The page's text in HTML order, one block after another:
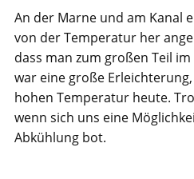
An der Marne und am Kanal
von der Temperatur her
dass man zum großen Teil
war eine große
hohen Temperatur heute.
wenn sich uns eine
Abkühlung bot.